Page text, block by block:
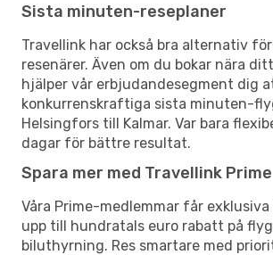
Sista minuten-reseplaner
Travellink har också bra alternativ
resenärer. Även om du bokar nära
hjälper vår erbjudandesegment dig
konkurrenskraftiga sista minuten-
Helsingfors till Kalmar. Var bara
dagar för bättre resultat.
Spara mer med Travellink Prime
Våra Prime-medlemmar får exklusiva
upp till hundratals euro rabatt på
biluthyrning. Res smartare med